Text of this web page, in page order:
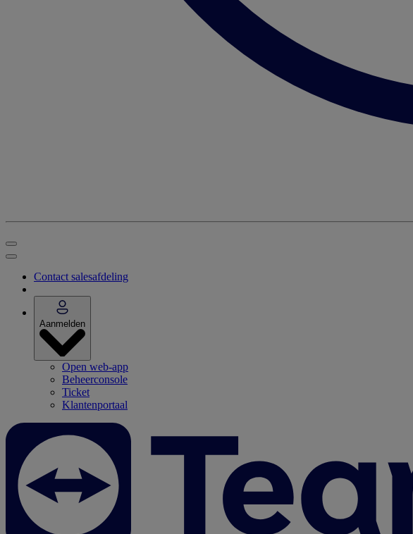
Contact salesafdeling
Aanmelden
Open web-app
Beheerconsole
Ticket
Klantenportaal